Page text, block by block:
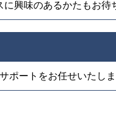
興味のあるかたもお待
ポートをお任せいたし